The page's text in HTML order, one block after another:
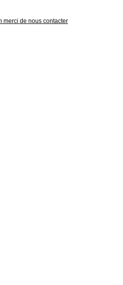
merci de nous contacter